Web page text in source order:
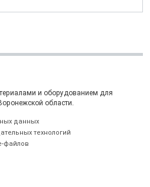
и оборудованием для
области.
данных
технологий
файлов